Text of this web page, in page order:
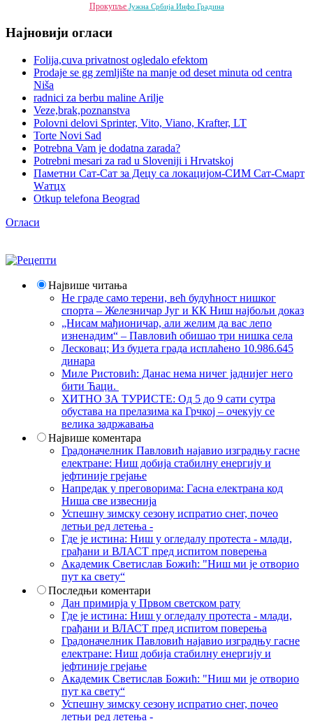
Прокупље Јужна Србија Инфо Градина
Најновији огласи
Folija,cuva privatnost ogledalo efektom
Prodaje se gg zemljište na manje od deset minuta od centra
Niša
radnici za berbu maline Arilje
Veze,brak,poznanstva
Polovni delovi Sprinter, Vito, Viano, Krafter, LT
Torte Novi Sad
Potrebna Vam je dodatna zarada?
Potrebni mesari za rad u Sloveniji i Hrvatskoj
Паметни Сат-Сат за Децу са локацијом-СИМ Сат-Смарт
Wатцх
Otkup telefona Beograd
Огласи
Највише читања
Не граде само терени, већ будућност нишког
спорта – Железничар Југ и КК Ниш најбољи доказ
„Нисам мађионичар, али желим да вас лепо
изненадим“ – Павловић обишао три нишка села
Лесковац; Из буџета града исплаћено 10.986.645
динара
Миле Ристовић: Данас нема ничег јаднијег него
бити Ћаци.
ХИТНО ЗА ТУРИСТЕ: Од 5 до 9 сати сутра
обустава на прелазима ка Грчкој – очекују се
велика задржавања
Највише коментара
Градоначелник Павловић најавио изградњу гасне
електране: Ниш добија стабилну енергију и
јефтиније грејање
Напредак у преговорима: Гасна електрана код
Ниша све извеснија
Успешну зимску сезону испратио снег, почео
летњи ред летења -
Где је истина: Ниш у огледалу протеста - млади,
грађани и ВЛАСТ пред испитом поверења
Академик Светислав Божић: "Ниш ми је отворио
пут ка свету“
Последњи коментари
Дан примирја у Првом светском рату
Где је истина: Ниш у огледалу протеста - млади,
грађани и ВЛАСТ пред испитом поверења
Градоначелник Павловић најавио изградњу гасне
електране: Ниш добија стабилну енергију и
јефтиније грејање
Академик Светислав Божић: "Ниш ми је отворио
пут ка свету“
Успешну зимску сезону испратио снег, почео
летњи ред летења -